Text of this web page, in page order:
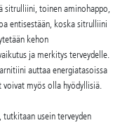
sitrulliini, toinen aminohappo,
entisestään, koska sitrulliini
kehon
ja merkitys terveydelle.
auttaa energiatasoissa
voivat myös olla hyödyllisiä.
usein terveyden